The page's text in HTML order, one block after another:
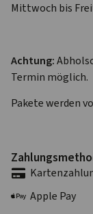
Mittwoch bis
Achtung:
Termin möglich.
Pakete werden
Apple Pay